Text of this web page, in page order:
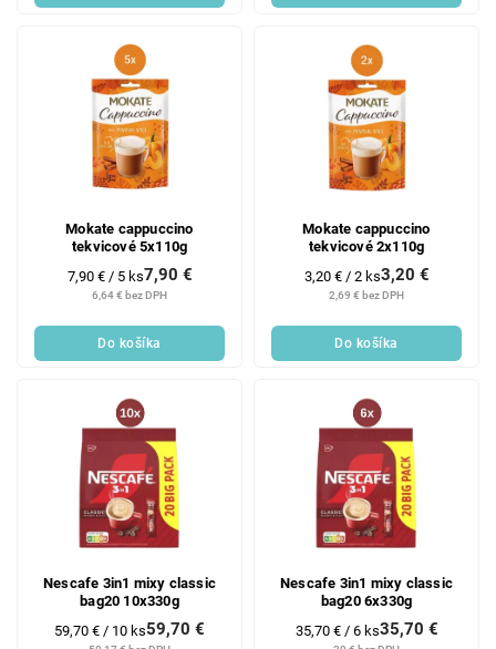
Mokate cappuccino
tekvicové 5x110g
6,64 € bez DPH
7,90 €
Jednotková
cena:
7,90 € / 5 ks
Do košíka
Mokate cappuccino
tekvicové 2x110g
2,69 € bez DPH
3,20 €
Jednotková
cena:
3,20 € / 2 ks
Do košíka
Nescafe 3in1 mixy classic
bag20 10x330g
59,70 €
Jednotková
59,70 € / 10 ks
Nescafe 3in1 mixy classic
bag20 6x330g
35,70 €
Jednotková
35,70 € / 6 ks